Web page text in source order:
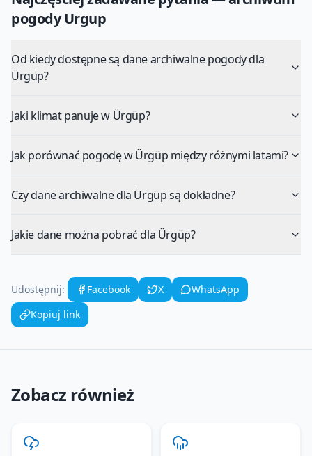
pogodyUrgup
Od kiedy dostępne są dane archiwalne pogody dla
Ürgüp?
Jaki klimat panuje w Ürgüp?
Jak porównać pogodę w Ürgüp między różnymi latami?
Czy dane archiwalne dla Ürgüp są dokładne?
Jakie dane można pobrać dla Ürgüp?
Udostępnij: Facebook X
WhatsApp
Kopiuj link
Zobacz również